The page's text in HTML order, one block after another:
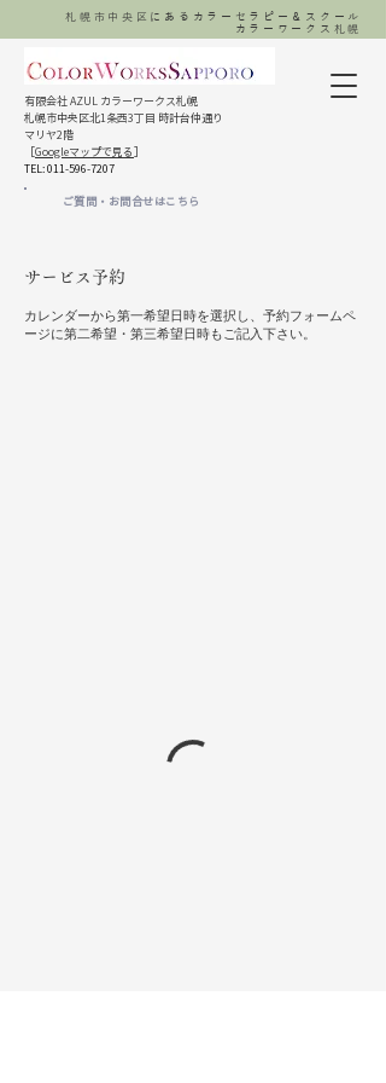
ご質問・お問合せはこちら
札幌市中央区にあるカラーセラピー＆スクール
カラーワークス札幌
有限会社 AZUL カラーワークス札幌
札幌市中央区北1条西3丁目 時計台仲通り
マリヤ2階
Googleマップで見る
TEL: 011-596-7207
サービス予約
カレンダーから第一希望日時を選択し、予約フォームペ
ージに第二希望・第三希望日時もご記入下さい。